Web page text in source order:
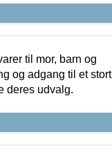
til mor, barn og
og adgang til et stort
deres udvalg.